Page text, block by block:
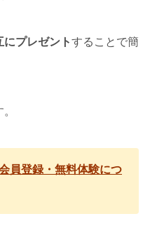
にプレゼントすることで簡
員登録・無料体験につ